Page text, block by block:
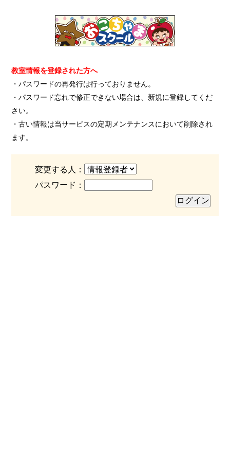
教室情報を登録された方へ
・パスワードの再発行は行っておりません。
・パスワード忘れで修正できない場合は、新規に登録してくだ
さい。
・古い情報は当サービスの定期メンテナンスにおいて削除され
ます。
変更する人：
パスワード：